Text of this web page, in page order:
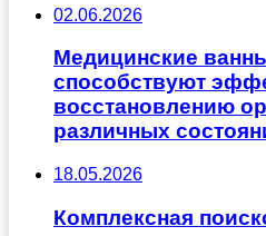
02.06.2026
Медицинские
способствуют
восстановлению
различных
18.05.2026
Комплексная